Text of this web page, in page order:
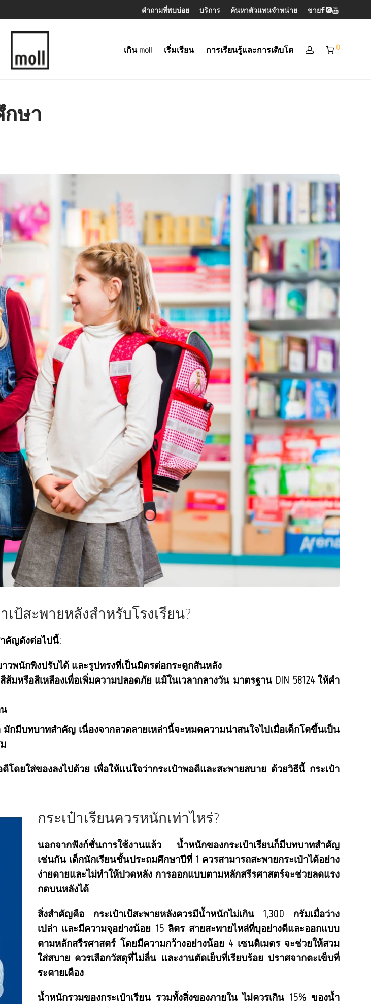
คำถามที่พบบ่อย บริการ ค้นหาตัวแทนจำหน่าย ขาย
เกิน moll เริ่มเรียน การเรียนรู้และการเติบโต 0
กษา
ป้สะพายหลังสำหรับโรงเรียน?
ำคัญดังต่อไปนี้:
วพนักพิงปรับได้ และรูปทรงที่เป็นมิตรต่อกระดูกสันหลัง
รือสีเหลืองเพื่อเพิ่มความปลอดภัย แม้ในเวลากลางวัน มาตรฐาน DIN 58124 ให้คำ
มีบทบาทสำคัญ เนื่องจากลวดลายเหล่านี้จะหมดความน่าสนใจไปเมื่อเด็กโตขึ้นเป็น
ดยใส่ของลงไปด้วย เพื่อให้แน่ใจว่ากระเป๋าพอดีและสะพายสบาย ด้วยวิธีนี้ กระเป๋า
กระเป๋าเรียนควรหนักเท่าไหร่?
นอกจากฟังก์ชั่นการใช้งานแล้ว น้ำหนักของกระเป๋าเรียนก็มีบทบาทสำคัญ
เช่นกัน เด็กนักเรียนชั้นประถมศึกษาปีที่ 1 ควรสามารถสะพายกระเป๋าได้อย่าง
ง่ายดายและไม่ทำให้ปวดหลัง การออกแบบตามหลักสรีรศาสตร์จะช่วยลดแรง
กดบนหลังได้
สิ่งสำคัญคือ กระเป๋าเป้สะพายหลังควรมีน้ำหนักไม่เกิน 1,300 กรัมเมื่อว่าง
เปล่า และมีความจุอย่างน้อย 15 ลิตร สายสะพายไหล่ที่บุอย่างดีและออกแบบ
ตามหลักสรีรศาสตร์ โดยมีความกว้างอย่างน้อย 4 เซนติเมตร จะช่วยให้สวม
ใส่สบาย ควรเลือกวัสดุที่ไม่ลื่น และงานตัดเย็บที่เรียบร้อย ปราศจากตะเข็บที่
ระคายเคือง
น้ำหนักรวมของกระเป๋าเรียน รวมทั้งสิ่งของภายใน ไม่ควรเกิน 15% ของน้ำ